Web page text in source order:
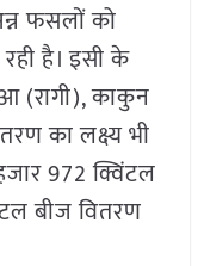
फसलों को
है। इसी के
(रागी), काकुन
का लक्ष्य भी
972 क्विंटल
बीज वितरण